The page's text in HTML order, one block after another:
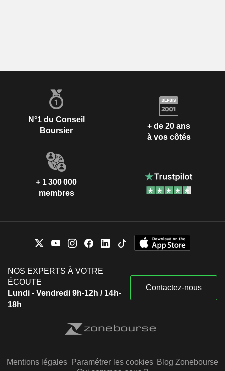
N°1 du Conseil
Boursier
+ de 20 ans
à vos côtés
+ 1 300 000
membres
NOS EXPERTS À VOTRE
ÉCOUTE
Lundi - Vendredi 9h-12h / 14h-
18h
Contactez-nous
Mentions légales Paramétrer les cookies Blog Zonebourse